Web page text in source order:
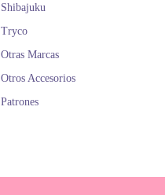
Shibajuku
Tryco
Otras Marcas
Otros Accesorios
Patrones